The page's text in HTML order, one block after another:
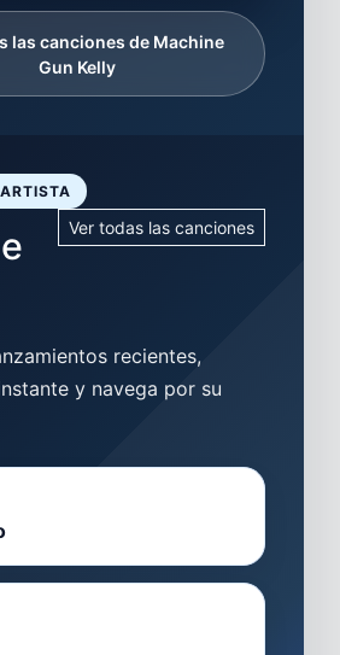
las canciones de Machine
Gun Kelly
Ver todas las canciones
recientes,
y navega por su